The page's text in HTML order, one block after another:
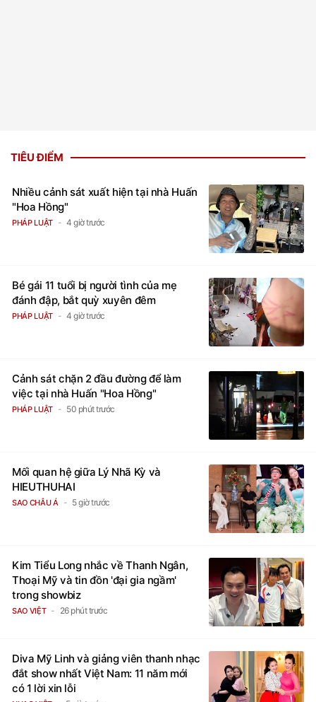
TIÊU ĐIỂM
Nhiều cảnh sát xuất hiện tại nhà Huấn
"Hoa Hồng"
PHÁP LUẬT 4 giờ trước
Bé gái 11 tuổi bị người tình của mẹ
đánh đập, bắt quỳ xuyên đêm
PHÁP LUẬT 4 giờ trước
Cảnh sát chặn 2 đầu đường để làm
việc tại nhà Huấn "Hoa Hồng"
PHÁP LUẬT 50 phút trước
Mối quan hệ giữa Lý Nhã Kỳ và
HIEUTHUHAI
SAO CHÂU Á 5 giờ trước
Kim Tiểu Long nhắc về Thanh Ngân,
Thoại Mỹ và tin đồn 'đại gia ngầm'
trong showbiz
SAO VIỆT 26 phút trước
Diva Mỹ Linh và giảng viên thanh nhạc
đắt show nhất Việt Nam: 11 năm mới
có 1 lời xin lỗi